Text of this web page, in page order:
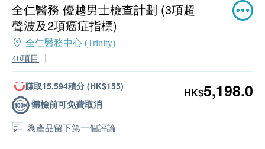
全仁醫務 優越男士檢查計劃 (3項超
聲波及2項癌症指標)
全仁醫務中心 (Trinity)
40項目
賺取15,594積分 (HK$155)
體檢前可免費取消
為產品留下第一個評論
HK$5,198.0